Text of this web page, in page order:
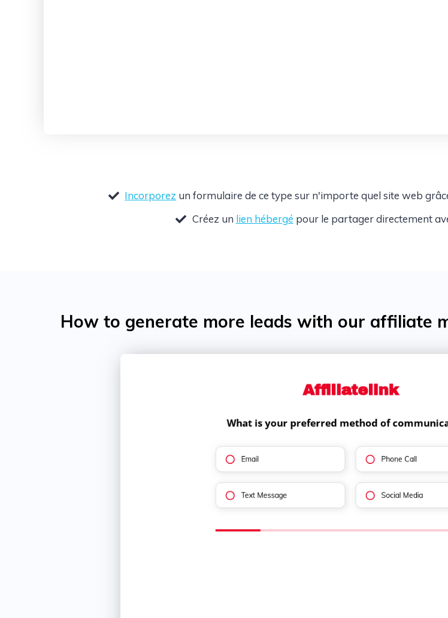
Incorporez un formulaire de ce type sur n'importe quel site web
Créez un lien hébergé pour le partager directement
How to generate more leads with our affiliate